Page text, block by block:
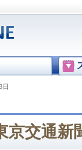
日
京交通新